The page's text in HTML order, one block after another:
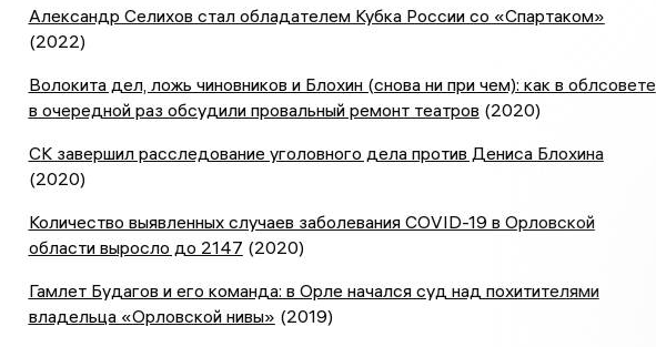
Александр Селихов стал обладателем Кубка России со «Спартаком»
(2022)
Волокита дел, ложь чиновников и Блохин (снова ни при чем): как в облсовете
в очередной раз обсудили провальный ремонт театров (2020)
СК завершил расследование уголовного дела против Дениса Блохина
(2020)
Количество выявленных случаев заболевания COVID-19 в Орловской
области выросло до 2147 (2020)
Гамлет Будагов и его команда: в Орле начался суд над похитителями
владельца «Орловской нивы» (2019)